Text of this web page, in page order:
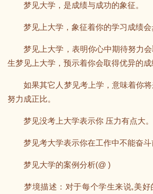
梦见大学，是成绩与成功的象征。
梦见上大学，象征着你的学习成绩会
梦见上大学，表明你心中期待努力会
生梦见上大学，预示着你会取得优异的成
如果其它人梦见考上学，意味着你将
努力成正比。
梦见没考上大学表示你 压力有点大。
梦见考大学表示你在工作中不能奋斗
梦见大学的案例分析(@ )
梦境描述：对于每个学生来说,美好